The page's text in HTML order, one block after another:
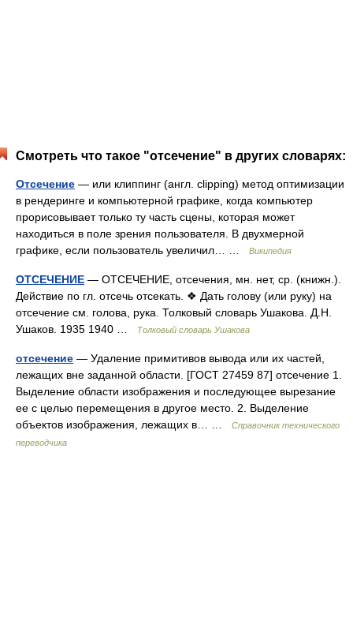
Смотреть что такое "отсечение" в других словарях:
Отсечение — или клиппинг (англ. clipping) метод оптимизации
в рендеринге и компьютерной графике, когда компьютер
прорисовывает только ту часть сцены, которая может
находиться в поле зрения пользователя. В двухмерной
графике, если пользователь увеличил… …
Википедия
ОТСЕЧЕНИЕ — ОТСЕЧЕНИЕ, отсечения, мн. нет, ср. (книжн.).
Действие по гл. отсечь отсекать. ❖ Дать голову (или руку) на
отсечение см. голова, рука. Толковый словарь Ушакова. Д.Н.
Ушаков. 1935 1940 …
Толковый словарь Ушакова
отсечение — Удаление примитивов вывода или их частей,
лежащих вне заданной области. [ГОСТ 27459 87] отсечение 1.
Выделение области изображения и последующее вырезание
ее с целью перемещения в другое место. 2. Выделение
объектов изображения, лежащих в… …
Справочник технического
переводчика